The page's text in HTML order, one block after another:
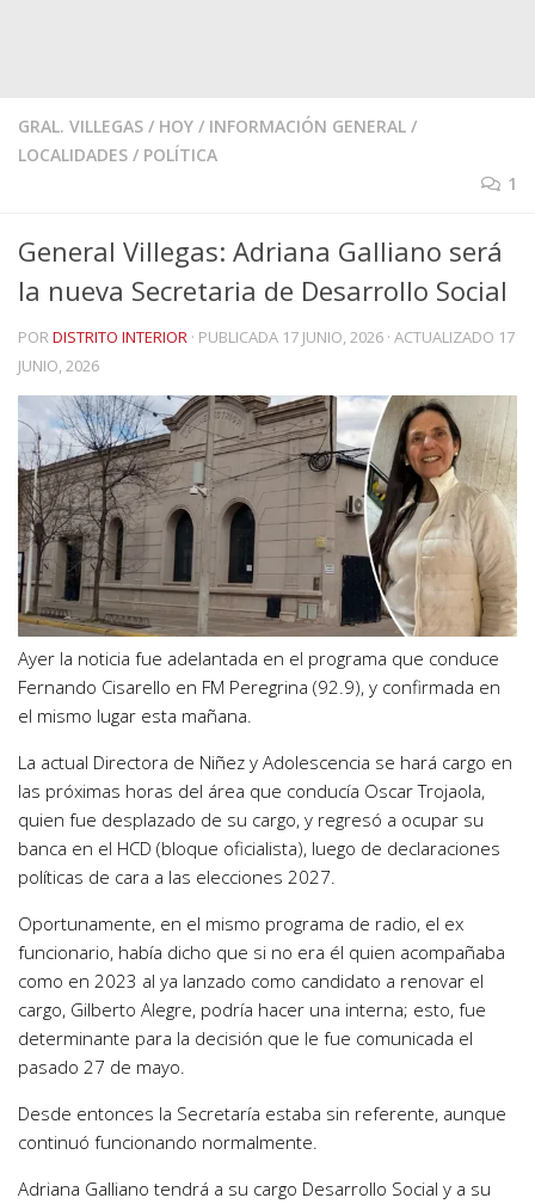
GRAL. VILLEGAS / HOY / INFORMACIÓN GENERAL /
LOCALIDADES / POLÍTICA
1
General Villegas: Adriana Galliano será
la nueva Secretaria de Desarrollo Social
PORDISTRITO INTERIOR · PUBLICADA 17 JUNIO, 2026 · ACTUALIZADO 17
JUNIO, 2026
Ayer la noticia fue adelantada en el programa que conduce
Fernando Cisarello en FM Peregrina (92.9), y confirmada en
el mismo lugar esta mañana.
La actual Directora de Niñez y Adolescencia se hará cargo en
las próximas horas del área que conducía Oscar Trojaola,
quien fue desplazado de su cargo, y regresó a ocupar su
banca en el HCD (bloque oficialista), luego de declaraciones
políticas de cara a las elecciones 2027.
Oportunamente, en el mismo programa de radio, el ex
funcionario, había dicho que si no era él quien acompañaba
como en 2023 al ya lanzado como candidato a renovar el
cargo, Gilberto Alegre, podría hacer una interna; esto, fue
determinante para la decisión que le fue comunicada el
pasado 27 de mayo.
Desde entonces la Secretaría estaba sin referente, aunque
continuó funcionando normalmente.
Adriana Galliano tendrá a su cargo Desarrollo Social y a su